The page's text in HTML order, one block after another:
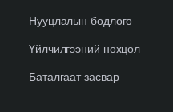
Нууцлалын бодлого
Үйлчилгээний нөхцөл
Баталгаат засвар